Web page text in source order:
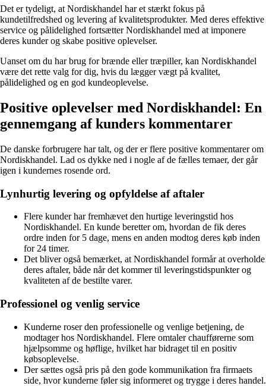
Det er tydeligt, at Nordiskhandel har et stærkt fokus på
kundetilfredshed og levering af kvalitetsprodukter. Med deres effektive
service og pålidelighed fortsætter Nordiskhandel med at imponere
deres kunder og skabe positive oplevelser.
Uanset om du har brug for brænde eller træpiller, kan Nordiskhandel
være det rette valg for dig, hvis du lægger vægt på kvalitet,
pålidelighed og en god kundeoplevelse.
Positive oplevelser med Nordiskhandel: En
gennemgang af kunders kommentarer
De danske forbrugere har talt, og der er flere positive kommentarer om
Nordiskhandel. Lad os dykke ned i nogle af de fælles temaer, der går
igen i kundernes rosende ord.
Lynhurtig levering og opfyldelse af aftaler
Flere kunder har fremhævet den hurtige leveringstid hos
Nordiskhandel. En kunde beretter om, hvordan de fik deres
ordre inden for 5 dage, mens en anden modtog deres køb inden
for 24 timer.
Det bliver også bemærket, at Nordiskhandel formår at overholde
deres aftaler, både når det kommer til leveringstidspunkter og
kvaliteten af de bestilte varer.
Professionel og venlig service
Kunderne roser den professionelle og venlige betjening, de
modtager hos Nordiskhandel. Flere omtaler chaufførerne som
hjælpsomme og høflige, hvilket har bidraget til en positiv
købsoplevelse.
Der sættes også pris på den gode kommunikation fra firmaets
side, hvor kunderne føler sig informeret og trygge i deres handel.